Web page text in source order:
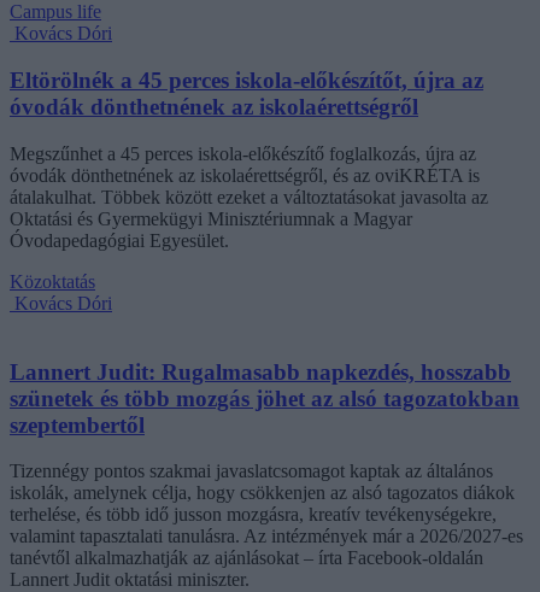
Campus life
Kovács Dóri
Eltörölnék a 45 perces iskola-előkészítőt, újra az
óvodák dönthetnének az iskolaérettségről
Megszűnhet a 45 perces iskola-előkészítő foglalkozás, újra az
óvodák dönthetnének az iskolaérettségről, és az oviKRÉTA is
átalakulhat. Többek között ezeket a változtatásokat javasolta az
Oktatási és Gyermekügyi Minisztériumnak a Magyar
Óvodapedagógiai Egyesület.
Közoktatás
Kovács Dóri
Lannert Judit: Rugalmasabb napkezdés, hosszabb
szünetek és több mozgás jöhet az alsó tagozatokban
szeptembertől
Tizennégy pontos szakmai javaslatcsomagot kaptak az általános
iskolák, amelynek célja, hogy csökkenjen az alsó tagozatos diákok
terhelése, és több idő jusson mozgásra, kreatív tevékenységekre,
valamint tapasztalati tanulásra. Az intézmények már a 2026/2027-es
tanévtől alkalmazhatják az ajánlásokat – írta Facebook-oldalán
Lannert Judit oktatási miniszter.